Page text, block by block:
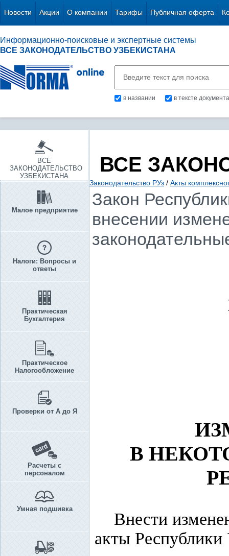
Новости Акции О компании Тарифы Публичная оферта
Информационно-поисковые и экспертные системы
ВСЕ ЗАКОНОДАТЕЛЬСТВО УЗБЕКИСТАНА
в названии в тексте документа
ВСЕ
ЗАКОНОДАТЕЛЬСТВО
УЗБЕКИСТАНА
Малое предприятие
Налоги: Вопросы и
ответы
Практическая
Бухгалтерия
Практическое
Налогообложение
Проверки от А до Я
Расчеты с
персоналом
Умная подшивка
ВСЕ
Законодательство РУз / Акты
Закон
внесении
В
Внести
акты Республики